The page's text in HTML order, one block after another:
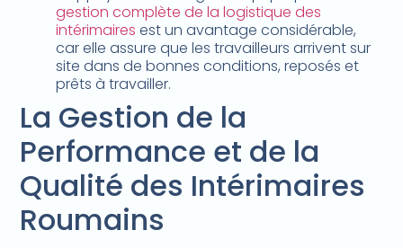
gestion complète de la logistique des
intérimaires est un avantage considérable,
car elle assure que les travailleurs arrivent sur
site dans de bonnes conditions, reposés et
prêts à travailler.
La Gestion de la
Performance et de la
Qualité des Intérimaires
Roumains